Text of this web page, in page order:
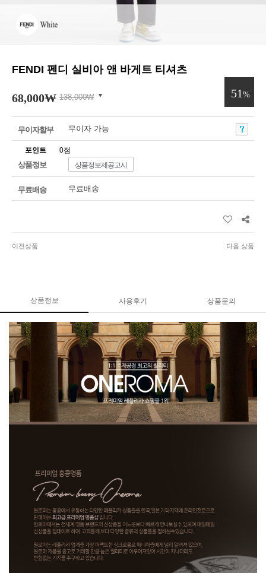
FENDI 펜디 실비아 앤 바게트 티셔츠
68,000₩ 138,000₩ 51 %
무이자할부 무이자 가능
포인트 0점
상품정보 상품정보제공고시
무료배송 무료배송
이전상품 다음 상품
상품정보 사용후기 상품문의